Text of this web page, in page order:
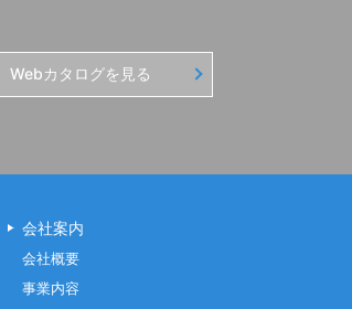
Webカタログを見る
会社案内
会社概要
事業内容